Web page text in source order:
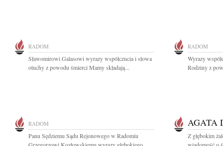
RADOM
Sławomirowi Galasowi wyrazy współczucia i słowa
otuchy z powodu śmierci Mamy składają...
RADOM
Wyrazy
Rodziny z
RADOM
Panu Sędziemu Sądu Rejonowego w Radomiu
AGATA
Z głębokim